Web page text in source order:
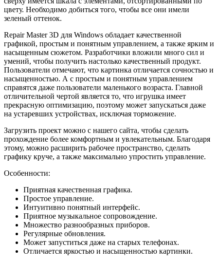
цвету. Необходимо добиться того, чтобы все они имели
зеленый оттенок.
Repair Master 3D для Windows обладает качественной
графикой, простым и понятным управлением, а также ярким и
насыщенным сюжетом. Разработчики вложили много сил и
умений, чтобы получить настолько качественный продукт.
Пользователи отмечают, что картинка отличается сочностью и
насыщенностью. А с простым и понятным управлением
справятся даже пользователи маленького возраста. Главной
отличительной чертой является то, что игрушка имеет
прекрасную оптимизацию, поэтому может запускаться даже
на устаревших устройствах, исключая торможение.
Загрузить проект можно с нашего сайта, чтобы сделать
прохождение более комфортным и увлекательным. Благодаря
этому, можно расширить рабочее пространство, сделать
графику круче, а также максимально упростить управление.
Особенности:
Приятная качественная графика.
Простое управление.
Интуитивно понятный интерфейс.
Приятное музыкальное сопровождение.
Множество разнообразных приборов.
Регулярные обновления.
Может запуститься даже на старых телефонах.
Отличается яркостью и насыщенностью картинки.